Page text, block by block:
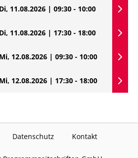
Di, 11.08.2026 | 09:30 - 10:00
Di, 11.08.2026 | 17:30 - 18:00
Mi, 12.08.2026 | 09:30 - 10:00
Mi, 12.08.2026 | 17:30 - 18:00
Datenschutz Kontakt